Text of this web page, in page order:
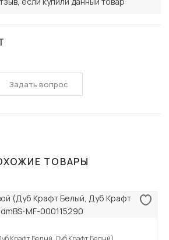
Задать вопрос
ТОВАРЫ